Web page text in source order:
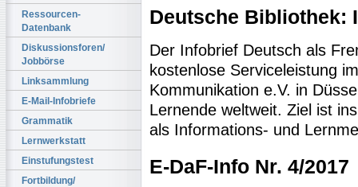
Ressourcen-
Datenbank
Diskussionsforen/
Jobbörse
Linksammlung
E-Mail-Infobriefe
Grammatik
Lernwerkstatt
Einstufungstest
Fortbildung/
Deutsche Bibliothek:
Der Infobrief Deutsch als
kostenlose Serviceleistung
Kommunikation e.V. in
Lernende weltweit. Ziel ist
als Informations- und
E-DaF-Info Nr. 4/2017